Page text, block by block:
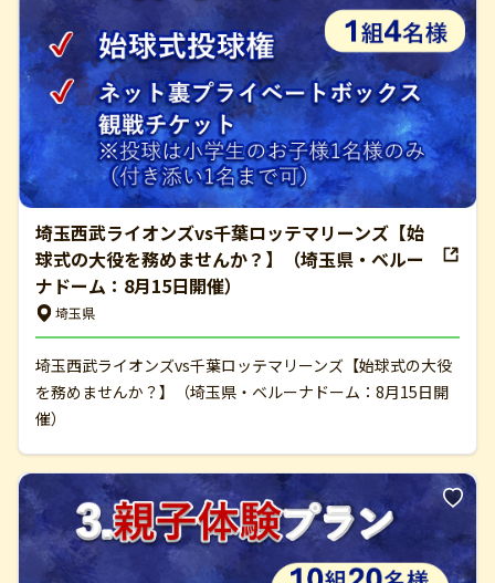
埼玉西武ライオンズvs千葉ロッテマリーンズ【始
球式の大役を務めませんか？】（埼玉県・ベルー
ナドーム：8月15日開催）
埼玉県
埼玉西武ライオンズvs千葉ロッテマリーンズ【始球式の大役
を務めませんか？】（埼玉県・ベルーナドーム：8月15日開
催）